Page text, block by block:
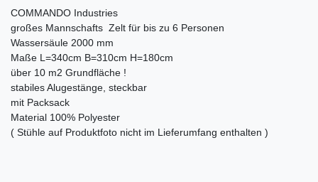
COMMANDO Industries
großes Mannschafts Zelt für bis zu 6 Personen
Wassersäule 2000 mm
Maße L=340cm B=310cm H=180cm
über 10 m2 Grundfläche !
stabiles Alugestänge, steckbar
mit Packsack
Material 100% Polyester
( Stühle auf Produktfoto nicht im Lieferumfang enthalten )